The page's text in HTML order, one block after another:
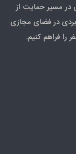
در مسیر حمایت از
در فضای مجازی
فراهم کنیم.